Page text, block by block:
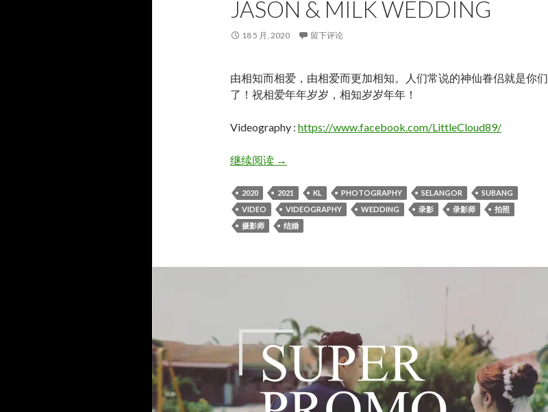
JASON & MILK WEDDING
18 5 月, 2020 留下评论
由相知而相爱，由相爱而更加相知。人们常说的神仙眷侣就是你们
了！祝相爱年年岁岁，相知岁岁年年！
Videography : https://www.facebook.com/LittleCloud89/
继续阅读Jason & Milk wedding
→
2020 2021 KL PHOTOGRAPHY SELANGOR
SUBANG
VIDEO
VIDEOGRAPHY WEDDING 录影 录影师
拍照
摄影师
结婚